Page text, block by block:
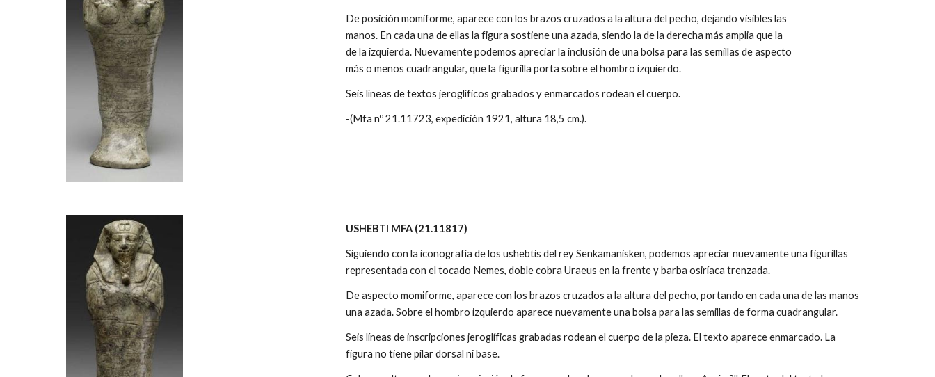
De posición momiforme, aparece con los brazos cruzados a la altura del pecho, dejando visibles las
manos. En cada una de ellas la figura sostiene una azada, siendo la de la derecha más amplia que la
de la izquierda. Nuevamente podemos apreciar la inclusión de una bolsa para las semillas de aspecto
más o menos cuadrangular, que la figurilla porta sobre el hombro izquierdo.
Seis líneas de textos jeroglíficos grabados y enmarcados rodean el cuerpo.
-(Mfa nº 21.11723, expedición 1921, altura 18,5 cm.).
USHEBTI MFA (21.11817)
Siguiendo con la iconografía de los ushebtis del rey Senkamanisken, podemos apreciar nuevamente una figurillas
representada con el tocado Nemes, doble cobra Uraeus en la frente y barba osiríaca trenzada.
De aspecto momiforme, aparece con los brazos cruzados a la altura del pecho, portando en cada una de las manos
una azada. Sobre el hombro izquierdo aparece nuevamente una bolsa para las semillas de forma cuadrangular.
Seis líneas de inscripciones jeroglíficas grabadas rodean el cuerpo de la pieza. El texto aparece enmarcado. La
figura no tiene pilar dorsal ni base.